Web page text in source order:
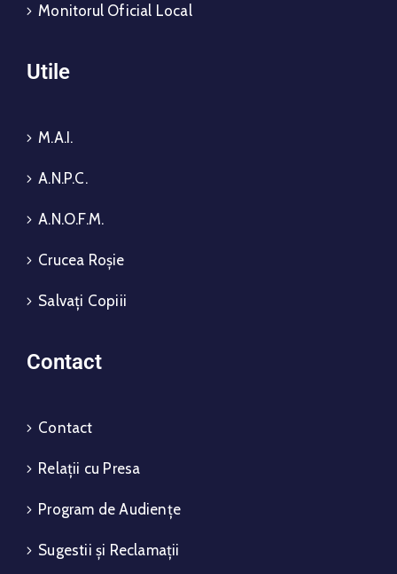
Monitorul Oficial Local
Utile
M.A.I.
A.N.P.C.
A.N.O.F.M.
Crucea Roșie
Salvați Copiii
Contact
Contact
Relații cu Presa
Program de Audiențe
Sugestii și Reclamații